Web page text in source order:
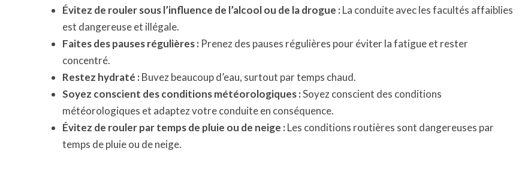
Évitez de rouler sous l’influence de l’alcool ou de la drogue :La conduite avec les facultés affaiblies
est dangereuse et illégale.
Faites des pauses régulières : Prenez des pauses régulières pour éviter la fatigue et rester
concentré.
Restez hydraté :Buvez beaucoup d’eau, surtout par temps chaud.
Soyez conscient des conditions météorologiques :Soyez conscient des conditions
météorologiques et adaptez votre conduite en conséquence.
Évitez de rouler par temps de pluie ou de neige :Les conditions routières sont dangereuses par
temps de pluie ou de neige.